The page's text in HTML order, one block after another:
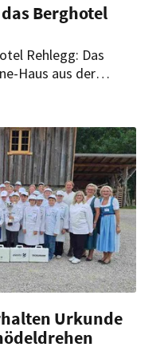
Berghotel
Rehlegg: Das
Haus aus der
Urkunde